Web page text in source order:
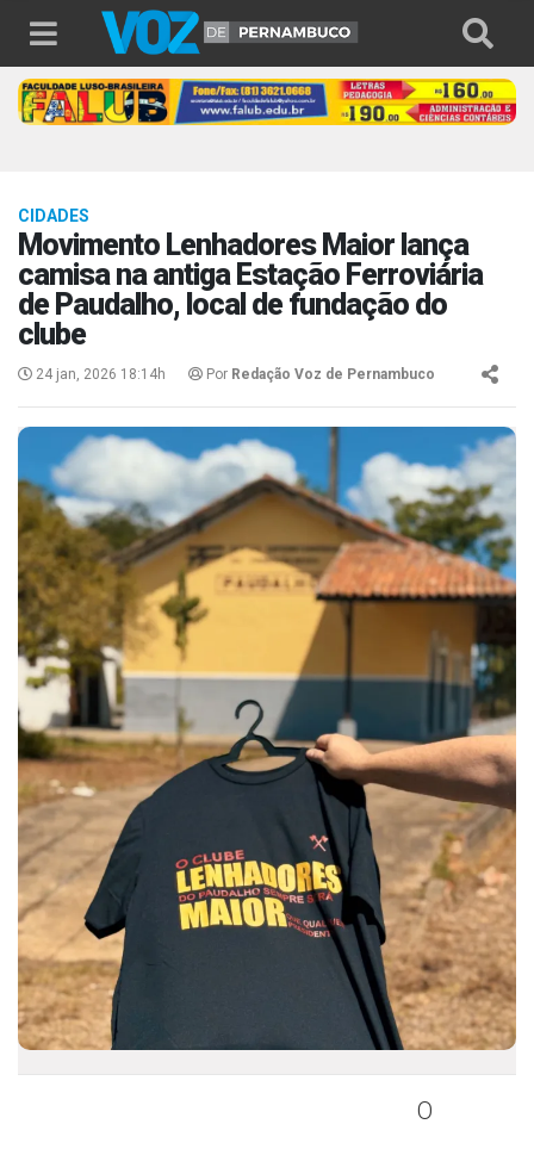
CIDADES
Movimento Lenhadores Maior lança
camisa na antiga Estação Ferroviária
de Paudalho, local de fundação do
clube
24 jan, 2026 18:14h Por Redação Voz de Pernambuco
O